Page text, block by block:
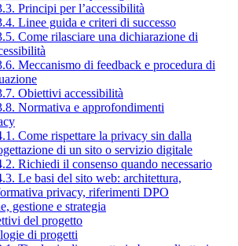
Principi per l’accessibilità
Linee guida e criteri di successo
Come rilasciare una dichiarazione di
Meccanismo di feedback e procedura di
Obiettivi accessibilità
Normativa e approfondimenti
Come rispettare la privacy sin dalla
di un sito o servizio digitale
Richiedi il consenso quando necessario
Le basi del sito web: architettura,
privacy, riferimenti DPO
gestione e strategia
del progetto
di progetti